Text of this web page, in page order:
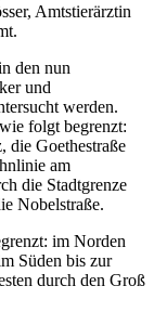
Amtstierärztin
den nun
und
werden.
folgt begrenzt:
die Goethestraße
am
die Stadtgrenze
Nobelstraße.
im Norden
Süden bis zur
durch den Groß